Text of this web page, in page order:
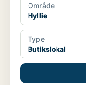
Område
Hyllie
Type
Butikslokal